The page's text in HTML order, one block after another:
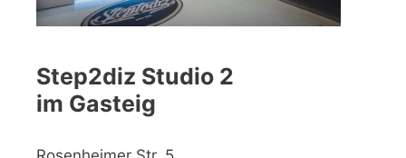
Step2diz Studio 2
im Gasteig